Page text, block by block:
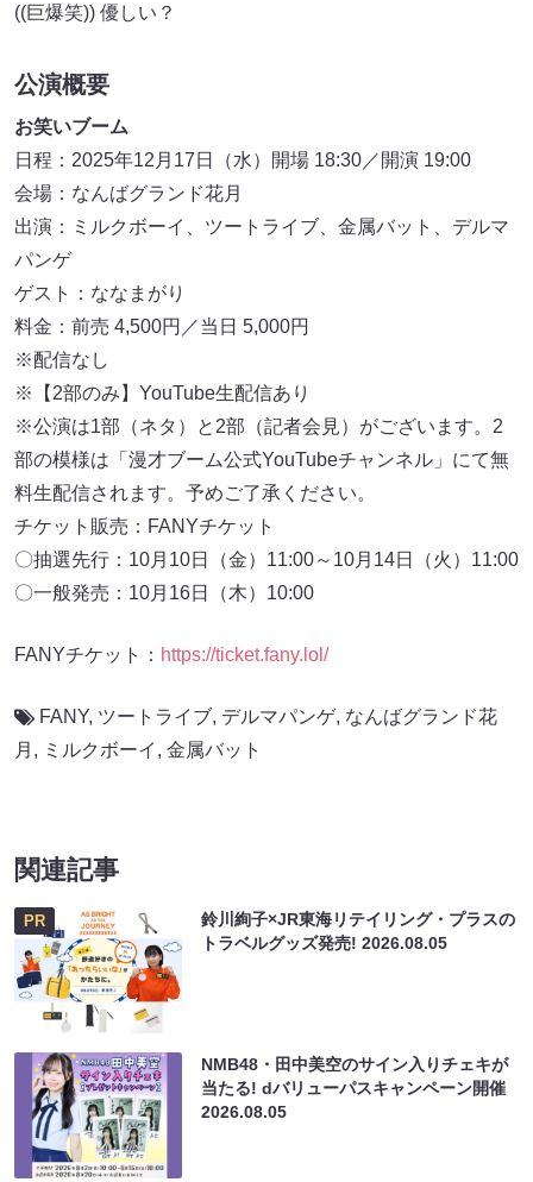
((巨爆笑)) 優しい？
公演概要
お笑いブーム
日程：2025年12月17日（水）開場 18:30／開演 19:00
会場：なんばグランド花月
出演：ミルクボーイ、ツートライブ、金属バット、デルマ
パンゲ
ゲスト：ななまがり
料金：前売 4,500円／当日 5,000円
※配信なし
※【2部のみ】YouTube生配信あり
※公演は1部（ネタ）と2部（記者会見）がございます。2
部の模様は「漫才ブーム公式YouTubeチャンネル」にて無
料生配信されます。予めご了承ください。
チケット販売：FANYチケット
〇抽選先行：10月10日（金）11:00～10月14日（火）11:00
〇一般発売：10月16日（木）10:00
FANYチケット： https://ticket.fany.lol/
FANY, ツートライブ, デルマパンゲ, なんばグランド花
月 , ミルクボーイ , 金属バット
関連記事
PR
鈴川絢子×JR東海リテイリング・プラスの
トラベルグッズ発売!2026.08.05
NMB48・田中美空のサイン入りチェキが
当たる! dバリューパスキャンペーン開催
2026.08.05